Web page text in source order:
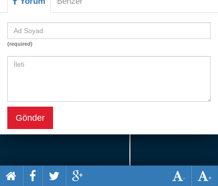
Mario
Savaş
Spor
(required)
Gönder
+
-